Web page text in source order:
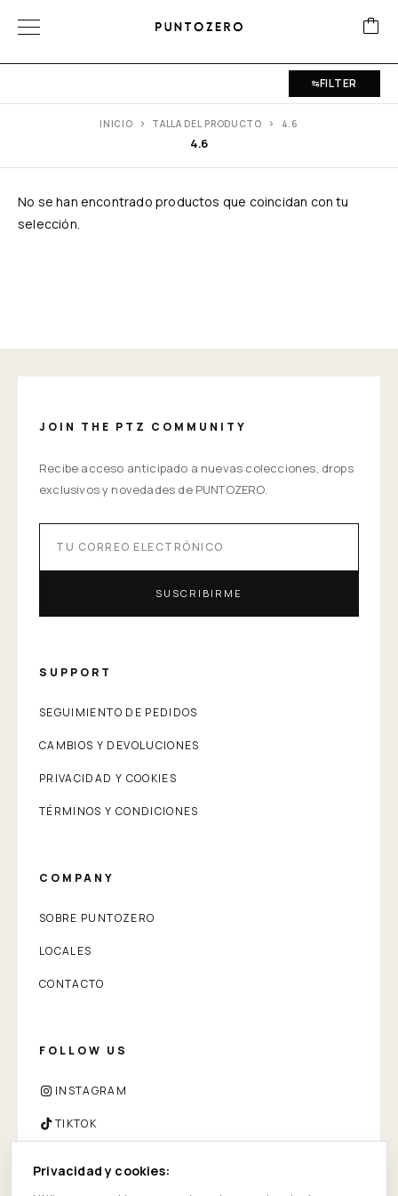
FILTER
4.6
INICIO TALLA DEL PRODUCTO 4.6
No se han encontrado productos que coincidan con tu
selección.
JOIN THE PTZ COMMUNITY
Recibe acceso anticipado a nuevas colecciones, drops
exclusivos y novedades de PUNTOZERO.
SUSCRIBIRME
SUPPORT
SEGUIMIENTO DE PEDIDOS
CAMBIOS Y DEVOLUCIONES
PRIVACIDAD Y COOKIES
TÉRMINOS Y CONDICIONES
COMPANY
SOBRE PUNTOZERO
LOCALES
CONTACTO
FOLLOW US
INSTAGRAM
TIKTOK
Privacidad y cookies: